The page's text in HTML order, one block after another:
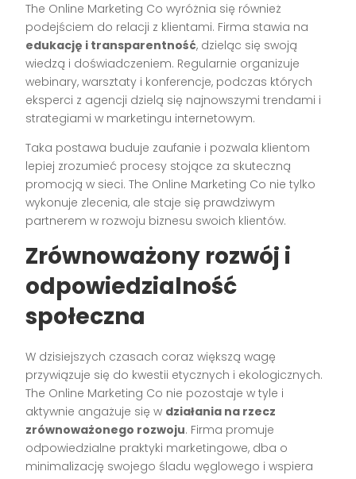
The Online Marketing Co wyróżnia się również
podejściem do relacji z klientami. Firma stawia na
edukację i transparentność, dzieląc się swoją
wiedzą i doświadczeniem. Regularnie organizuje
webinary, warsztaty i konferencje, podczas których
eksperci z agencji dzielą się najnowszymi trendami i
strategiami w marketingu internetowym.
Taka postawa buduje zaufanie i pozwala klientom
lepiej zrozumieć procesy stojące za skuteczną
promocją w sieci. The Online Marketing Co nie tylko
wykonuje zlecenia, ale staje się prawdziwym
partnerem w rozwoju biznesu swoich klientów.
Zrównoważony rozwój i
odpowiedzialność
społeczna
W dzisiejszych czasach coraz większą wagę
przywiązuje się do kwestii etycznych i ekologicznych.
The Online Marketing Co nie pozostaje w tyle i
aktywnie angażuje się w działania na rzecz
zrównoważonego rozwoju. Firma promuje
odpowiedzialne praktyki marketingowe, dba o
minimalizację swojego śladu węglowego i wspiera